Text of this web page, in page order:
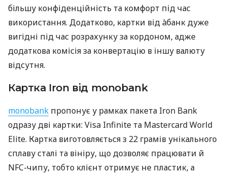
більшу конфіденційність та комфорт під час
використання. Додатково, картки від àбанк дуже
вигідні під час розрахунку за кордоном, адже
додаткова комісія за конвертацію в іншу валюту
відсутня.
Картка Iron від monobank
monobank пропонує у рамках пакета Iron Bank
одразу дві картки: Visa Infinite та Mastercard World
Elite. Картка виготовляється з 22 грамів унікального
сплаву сталі та вініру, що дозволяє працювати й
NFC-чипу, тобто клієнт отримує не пластик, а